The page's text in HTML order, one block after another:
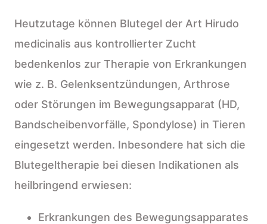
Heutzutage können Blutegel der Art Hirudo
medicinalis aus kontrollierter Zucht
bedenkenlos zur Therapie von Erkrankungen
wie z. B. Gelenksentzündungen, Arthrose
oder Störungen im Bewegungsapparat (HD,
Bandscheibenvorfälle, Spondylose) in Tieren
eingesetzt werden. Inbesondere hat sich die
Blutegeltherapie bei diesen Indikationen als
heilbringend erwiesen:
Erkrankungen des Bewegungsapparates